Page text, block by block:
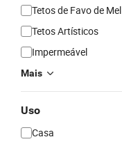
Tetos de Favo de Mel
Tetos Artísticos
Impermeável
Mais
Uso
Casa